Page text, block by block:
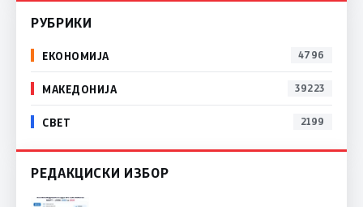
РУБРИКИ
ЕКОНОМИЈА 4796
МАКЕДОНИЈА 39223
СВЕТ 2199
РЕДАКЦИСКИ ИЗБОР